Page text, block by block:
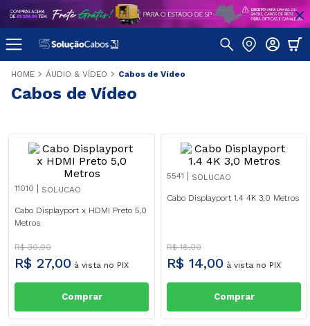
ÁUDIO & VÍDEO Cabos de Vídeo
Cabos de Vídeo
11010 SOLUCAO
Cabo Displayport x HDMI Preto 5,0
Metros
R$ 30,00
R$ 27,00 à vista no PIX
Comprar
5541 SOLUCAO
Cabo Displayport 1.4 4K 3,0 Metros
R$ 18,00
R$ 14,00 à vista no PIX
Comprar